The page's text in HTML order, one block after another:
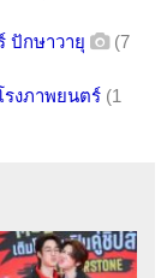
ปักษาวายุ
(7
รงภาพยนตร์ (1